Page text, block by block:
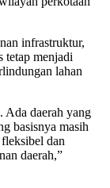
infrastruktur,
tetap menjadi
lahan
Ada daerah yang
basisnya masih
dan
daerah,”